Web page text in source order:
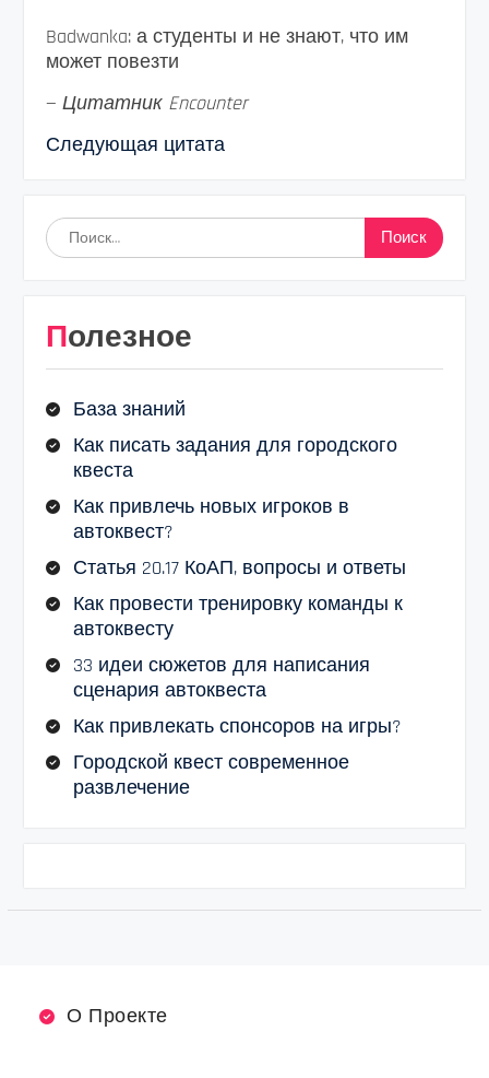
Badwanka: а студенты и не знают, что им
может повезти
— Цитатник Encounter
Следующая цитата
Найти:
Полезное
База знаний
Как писать задания для городского
квеста
Как привлечь новых игроков в
автоквест?
Статья 20.17 КоАП, вопросы и ответы
Как провести тренировку команды к
автоквесту
33 идеи сюжетов для написания
сценария автоквеста
Как привлекать спонсоров на игры?
Городской квест современное
развлечение
О Проекте